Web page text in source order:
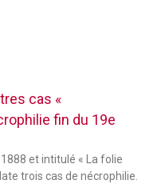
cas «
fin du 19e
et intitulé « La folie
trois cas de nécrophilie.